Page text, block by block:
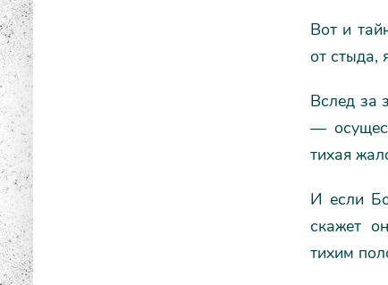
Вот и
от стыда,
Вслед за
—
тихая
И если
скажет
тихим